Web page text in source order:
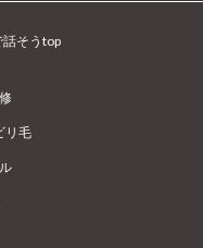
そうtop
リ毛